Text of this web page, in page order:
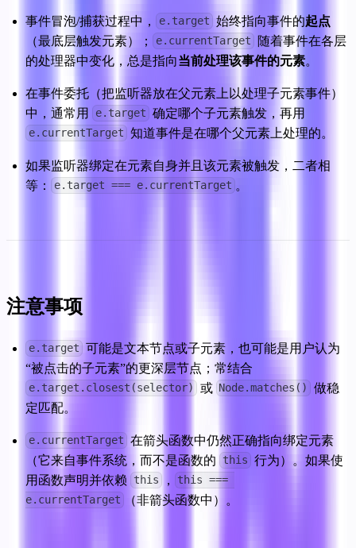
事件冒泡/捕获过程中， e.target 始终指向事件的起点
（最底层触发元素）；
e.currentTarget
随着事件在各层
的处理器中变化，总是指向当前处理该事件的元素。
在事件委托（把监听器放在父元素上以处理子元素事件）
中，通常用
e.target
e.currentTarget 知道事件是在哪个父元素上处理的。
如果监听器绑定在元素自身并且该元素被触发，二者相
等：
e.target === e.currentTarget 。
注意事项
e.target 可能是文本节点或子元素，也可能是用户认为
e.target.closest(selector) 或 Node.matches()
做稳
定匹配。
e.currentTarget 在箭头函数中仍然正确指向绑定元素
（它来自事件系统，而不是函数的
this 行为）。如果使
用函数声明并依赖
this ，
this ===
e.currentTarget
（非箭头函数中）。